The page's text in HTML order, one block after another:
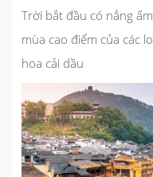
Trời bắt đầu có nắng
mùa cao điểm của các
hoa cải dầu